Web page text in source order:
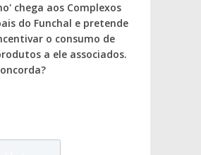
chega aos Complexos
do Funchal e pretende
o consumo de
a ele associados.